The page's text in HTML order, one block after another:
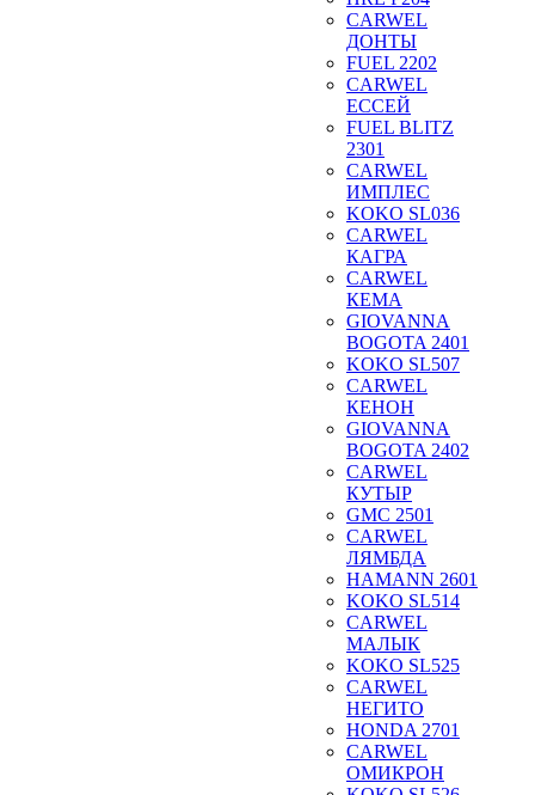
CARWEL
ДОНТЫ
FUEL 2202
CARWEL
ЕССЕЙ
FUEL BLITZ
2301
CARWEL
ИМПЛЕС
KOKO SL036
CARWEL
КАГРА
CARWEL
КЕМА
GIOVANNA
BOGOTA 2401
KOKO SL507
CARWEL
КЕНОН
GIOVANNA
BOGOTA 2402
CARWEL
КУТЫР
GMC 2501
CARWEL
ЛЯМБДА
HAMANN 2601
KOKO SL514
CARWEL
МАЛЫК
KOKO SL525
CARWEL
НЕГИТО
HONDA 2701
CARWEL
ОМИКРОН